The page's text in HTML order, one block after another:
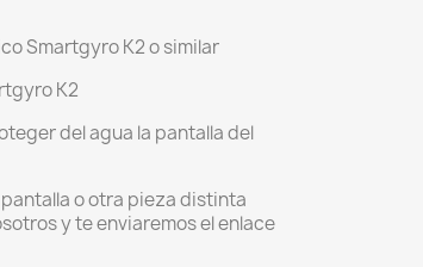
Smartgyro K2 o similar
K2
del agua la pantalla del
o otra pieza distinta
y te enviaremos el enlace